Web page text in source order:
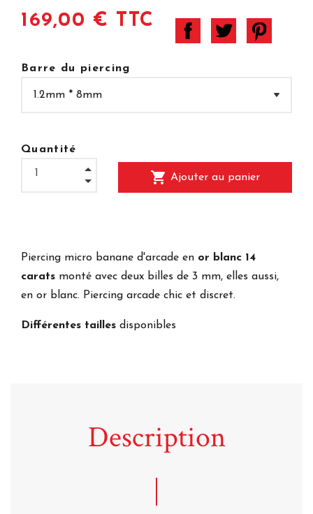
169,00 € TTC
Barre du piercing
Quantité
shopping_cart Ajouter au panier
Piercing micro banane d'arcade en or blanc 14
carats monté avec deux billes de 3 mm, elles aussi,
en or blanc. Piercing arcade chic et discret.
Différentes tailles disponibles
Description